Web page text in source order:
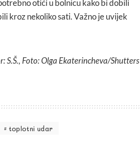
otići u bolnicu kako bi dobili
kroz nekoliko sati. Važno je uvijek
S.Š., Foto: Olga Ekaterincheva/
toplotni udar